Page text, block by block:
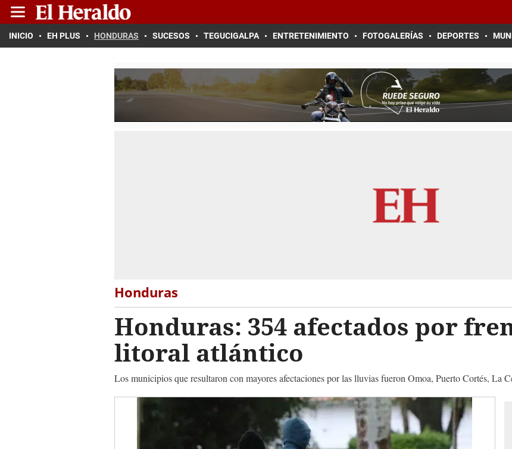
INICIO EH PLUS HONDURAS SUCESOS TEGUCIGALPA ENTRETENIMIENTO FOTOGALERÍAS DEPORTES
Honduras
Honduras: 354 afectados por
litoral atlántico
Los municipios que resultaron con mayores afectaciones por las lluvias fueron Omoa, Puerto Cortés, La